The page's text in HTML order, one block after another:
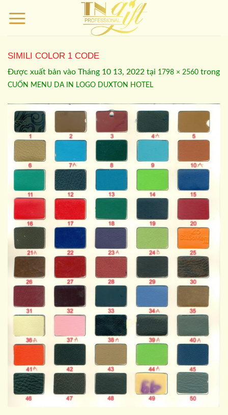
qua
SIMILI COLOR 1 CODE
Được xuất bản vào Tháng 10 13, 2022 tại 1798 × 2560 trong
CUỐN MENU DA IN LOGO DUXTON HOTEL